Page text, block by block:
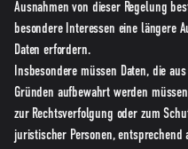
Ausnahmen von dieser Regelung
besondere Interessen eine längere
Daten erfordern.
Insbesondere müssen Daten, die
Gründen aufbewahrt werden
zur Rechtsverfolgung oder zum
juristischer Personen, entsprechend